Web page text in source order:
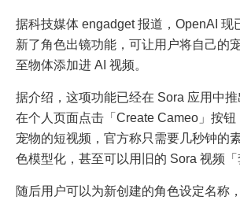
据科技媒体 engadget 报道，OpenAI 现
新了角色出镜功能，可让用户将自己的
至物体添加进 AI 视频。
据介绍，这项功能已经在 Sora 应用中
在个人页面点击「Create Cameo」按钮
宠物的短视频，官方称只需要几秒钟的
色模型化，甚至可以用旧的 Sora 视频「
随后用户可以为新创建的角色设定名称